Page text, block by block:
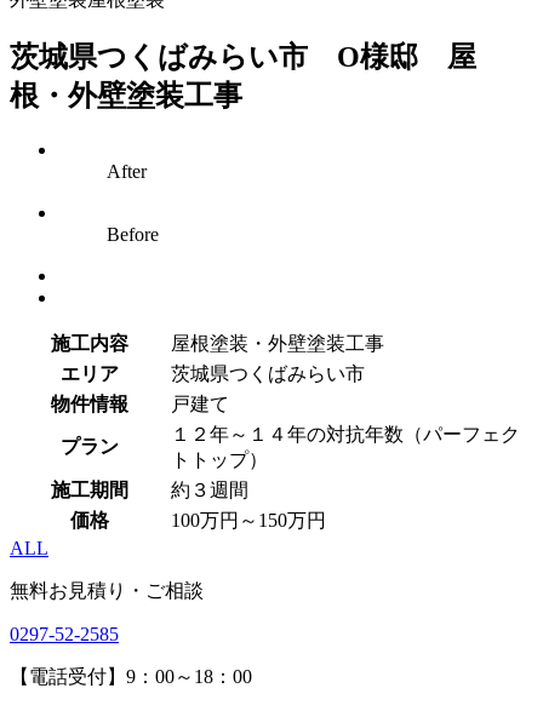
茨城県つくばみらい市 O様邸 屋
根・外壁塗装工事
After
Before
施工内容
屋根塗装・外壁塗装工事
エリア
茨城県つくばみらい市
物件情報
戸建て
プラン
１２年～１４年の対抗年数（パーフェク
トトップ）
施工期間
約３週間
価格
100万円～150万円
ALL
無料お見積り・ご相談
0297-52-2585
【電話受付】9：00～18：00